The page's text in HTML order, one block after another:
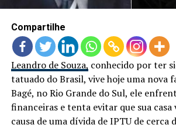
Compartilhe
Leandro de Souza, conhecido por ter
tatuado do Brasil, vive hoje uma nova
Bagé, no Rio Grande do Sul, ele
financeiras e tenta evitar que sua casa
causa de uma dívida de IPTU de cerca